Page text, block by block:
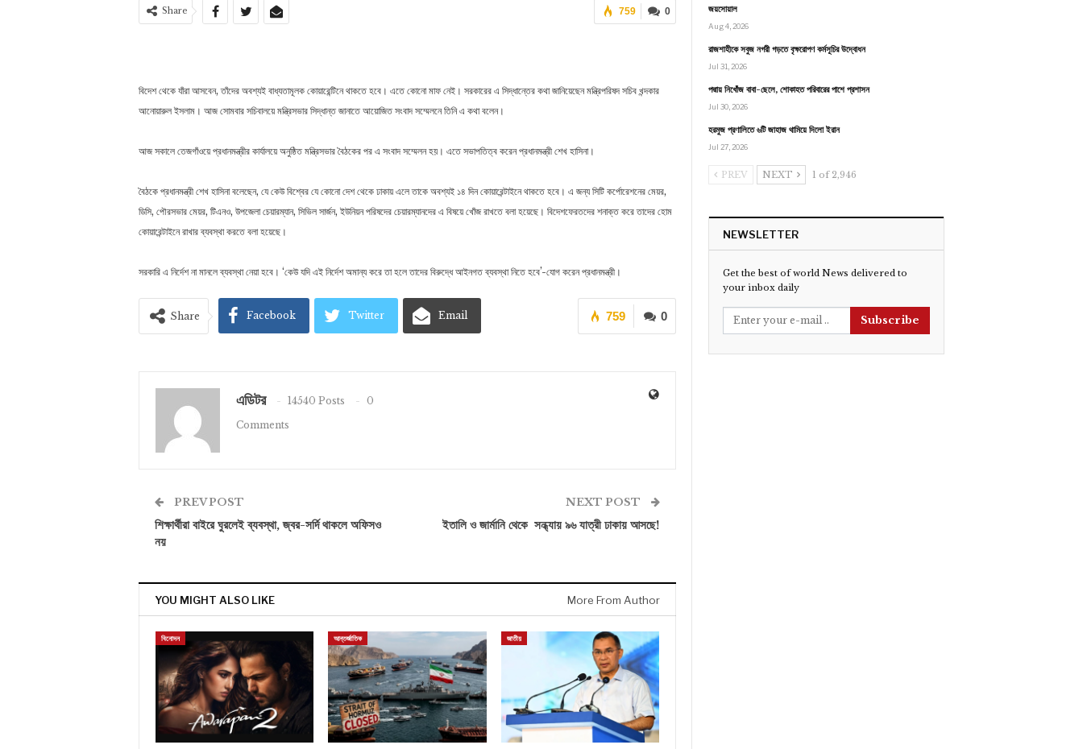
0
759
Share
বিদেশ থেকে যাঁরা আসবেন, তাঁদের অবশ্যই বাধ্যতামূলক কোয়ারেন্টিনে থাকতে হবে। এতে কোনো মাফ নেই। সরকারের এ সিদ্ধান্তের কথা জানিয়েছেন মন্ত্রিপরিষদ সচিব খন্দকার
আনোয়ারুল ইসলাম। আজ সোমবার সচিবালয়ে মন্ত্রিসভার সিদ্ধান্ত জানাতে আয়োজিত সংবাদ সম্মেলনে তিনি এ কথা বলেন।
আজ সকালে তেজগাঁওয়ে প্রধানমন্ত্রীর কার্যালয়ে অনুষ্ঠিত মন্ত্রিসভার বৈঠকের পর এ সংবাদ সম্মেলন হয়। এতে সভাপতিত্ব করেন প্রধানমন্ত্রী শেখ হাসিনা।
বৈঠকে প্রধানমন্ত্রী শেখ হাসিনা বলেছেন, যে কেউ বিশ্বের যে কোনো দেশ থেকে ঢাকায় এলে তাকে অবশ্যই ১৪ দিন কোয়ারেন্টাইনে থাকতে হবে। এ জন্য সিটি কর্পোরেশনের মেয়র,
ডিসি, পৌরসভার মেয়র, টিএনও, উপজেলা চেয়ারম্যান, সিভিল সার্জন, ইউনিয়ন পরিষদের চেয়ারম্যানদের এ বিষয়ে খোঁজ রাখতে বলা হয়েছে। বিদেশফেরতদের শনাক্ত করে তাদের হোম
কোয়ারেন্টাইনে রাখার ব্যবস্থা করতে বলা হয়েছে।
সরকারি এ নির্দেশ না মানলে ব্যবস্থা নেয়া হবে। ‘কেউ যদি এই নির্দেশ অমান্য করে তা হলে তাদের বিরুদ্ধে আইনগত ব্যবস্থা নিতে হবে’-যোগ করেন প্রধানমন্ত্রী।
0
759
Share Facebook Twitter Email
এডিটর 14540 Posts
0
Comments
PREV POST
শিক্ষার্থীরা বাইরে ঘুরলেই ব্যবস্থা, জ্বর-সর্দি থাকলে অফিসও
নয়
NEXT POST
ইতালি ও জার্মানি থেকে সন্ধ্যায় ৯৬ যাত্রী ঢাকায় আসছে!
YOU MIGHT ALSO LIKE More From Author
বিনোদন আন্তর্জাতিক জাতীয়
জয়সোয়াল
Aug 4, 2026
রাজশাহীকে সবুজ নগরী গড়তে বৃক্ষরোপণ কর্মসূচির উদ্বোধন
Jul 31, 2026
পদ্মায় নিখোঁজ বাবা-ছেলে, শোকাহত পরিবারের পাশে প্রশাসন
Jul 30, 2026
হরমুজ প্রণালিতে ৬টি জাহাজ থামিয়ে দিলো ইরান
Jul 27, 2026
PREV NEXT 1 of 2,946
NEWSLETTER
Get the best of world News delivered to
your inbox daily
Subscribe